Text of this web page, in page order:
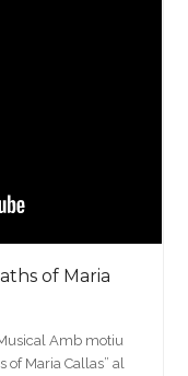
of Maria
Amb motiu
of Maria Callas” al